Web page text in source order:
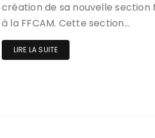
création de sa nouvelle section
à la FFCAM. Cette section…
LIRE LA SUITE